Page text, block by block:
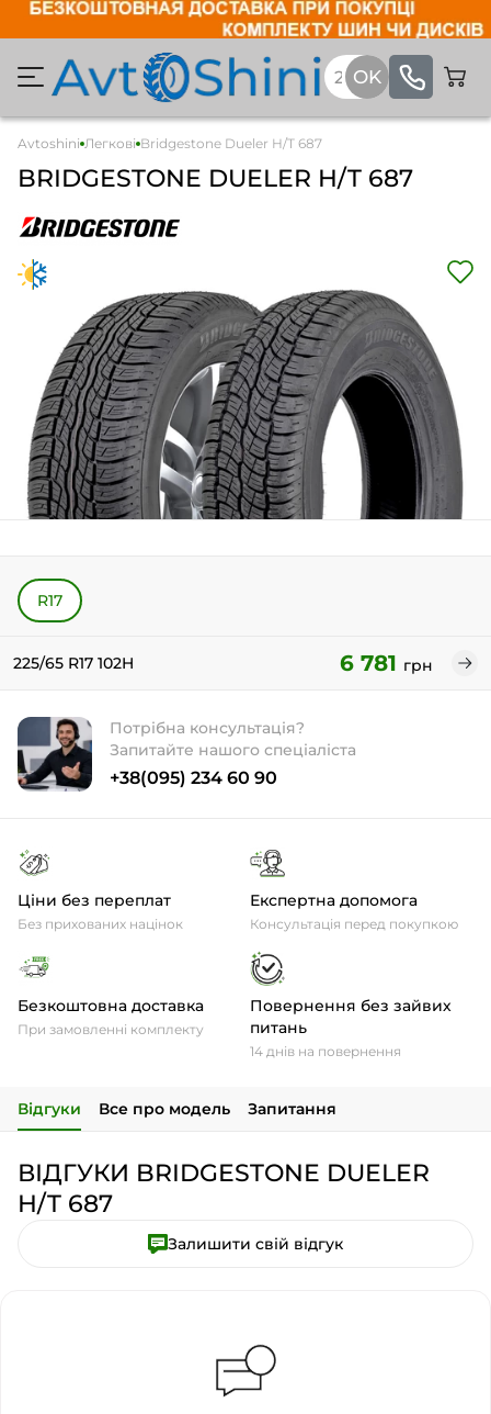
Avtoshini Легкові Bridgestone Dueler H/T 687
BRIDGESTONE DUELER H/T 687
R17
225/65 R17 102H 6 781 грн
Потрібна консультація?
Запитайте нашого спеціаліста
+38(095) 234 60 90
Ціни без переплат
Без прихованих націнок
Експертна допомога
Консультація перед покупкою
Безкоштовна доставка
При замовленні комплекту
Повернення без зайвих
питань
14 днів на повернення
Відгуки Все про модель Запитання
ВІДГУКИ BRIDGESTONE DUELER
H/T 687
Залишити свій відгук